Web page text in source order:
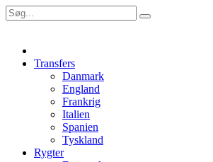
Transfers
Danmark
England
Frankrig
Italien
Spanien
Tyskland
Rygter